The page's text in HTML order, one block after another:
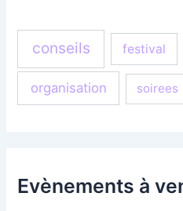
conseils festival
organisation soirees
Evènements à